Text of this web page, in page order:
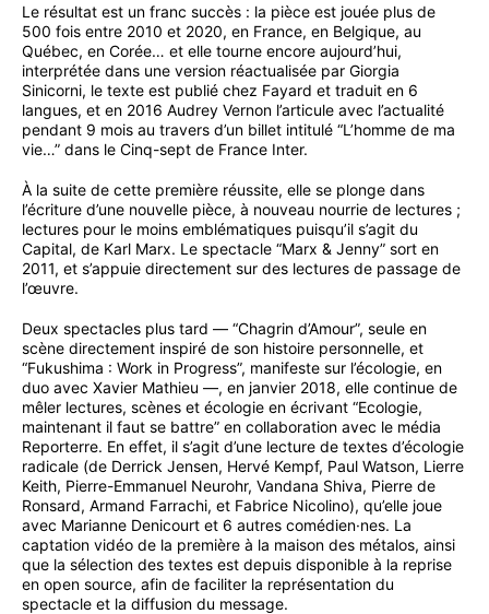
Le résultat est un franc succès : la pièce est jouée plus de
500 fois entre 2010 et 2020, en France, en Belgique, au
Québec, en Corée… et elle tourne encore aujourd’hui,
interprétée dans une version réactualisée par Giorgia
Sinicorni, le texte est publié chez Fayard et traduit en 6
langues, et en 2016 Audrey Vernon l’articule avec l’actualité
pendant 9 mois au travers d’un billet intitulé “L’homme de ma
vie…” dans le Cinq-sept de France Inter.
À la suite de cette première réussite, elle se plonge dans
l’écriture d’une nouvelle pièce, à nouveau nourrie de lectures ;
lectures pour le moins emblématiques puisqu’il s’agit du
Capital, de Karl Marx. Le spectacle “Marx & Jenny” sort en
2011, et s’appuie directement sur des lectures de passage de
l’œuvre.
Deux spectacles plus tard — “Chagrin d’Amour”, seule en
scène directement inspiré de son histoire personnelle, et
“Fukushima : Work in Progress”, manifeste sur l’écologie, en
duo avec Xavier Mathieu —, en janvier 2018, elle continue de
mêler lectures, scènes et écologie en écrivant “Ecologie,
maintenant il faut se battre” en collaboration avec le média
Reporterre. En effet, il s’agit d’une lecture de textes d’écologie
radicale (de Derrick Jensen, Hervé Kempf, Paul Watson, Lierre
Keith, Pierre-Emmanuel Neurohr, Vandana Shiva, Pierre de
Ronsard, Armand Farrachi, et Fabrice Nicolino), qu’elle joue
avec Marianne Denicourt et 6 autres comédien·nes. La
captation vidéo de la première à la maison des métalos, ainsi
que la sélection des textes est depuis disponible à la reprise
en open source, afin de faciliter la représentation du
spectacle et la diffusion du message.